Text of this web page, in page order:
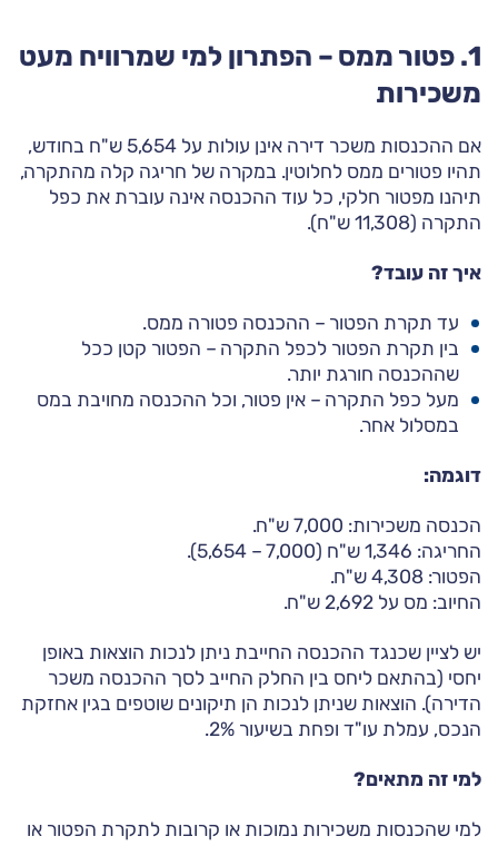
1. פטור ממס – הפתרון למי שמרוויח מעט
משכירות
אם ההכנסות משכר דירה אינן עולות על 5,654 ש"ח בחודש,
תהיו פטורים ממס לחלוטין. במקרה של חריגה קלה מהתקרה,
תיהנו מפטור חלקי, כל עוד ההכנסה אינה עוברת את כפל
התקרה (11,308 ש"ח).
איך זה עובד?
עד תקרת הפטור – ההכנסה פטורה ממס.
בין תקרת הפטור לכפל התקרה – הפטור קטן ככל
שההכנסה חורגת יותר.
מעל כפל התקרה – אין פטור, וכל ההכנסה מחויבת במס
במסלול אחר.
דוגמה:
הכנסה משכירות: 7,000 ש"ח.
החריגה: 1,346 ש"ח (7,000 – 5,654).
הפטור: 4,308 ש"ח.
החיוב: מס על 2,692 ש"ח.
יש לציין שכנגד ההכנסה החייבת ניתן לנכות הוצאות באופן
יחסי (בהתאם ליחס בין החלק החייב לסך ההכנסה משכר
הדירה). הוצאות שניתן לנכות הן תיקונים שוטפים בגין אחזקת
הנכס, עמלת עו"ד ופחת בשיעור 2%.
למי זה מתאים?
למי שהכנסות משכירות נמוכות או קרובות לתקרת הפטור או